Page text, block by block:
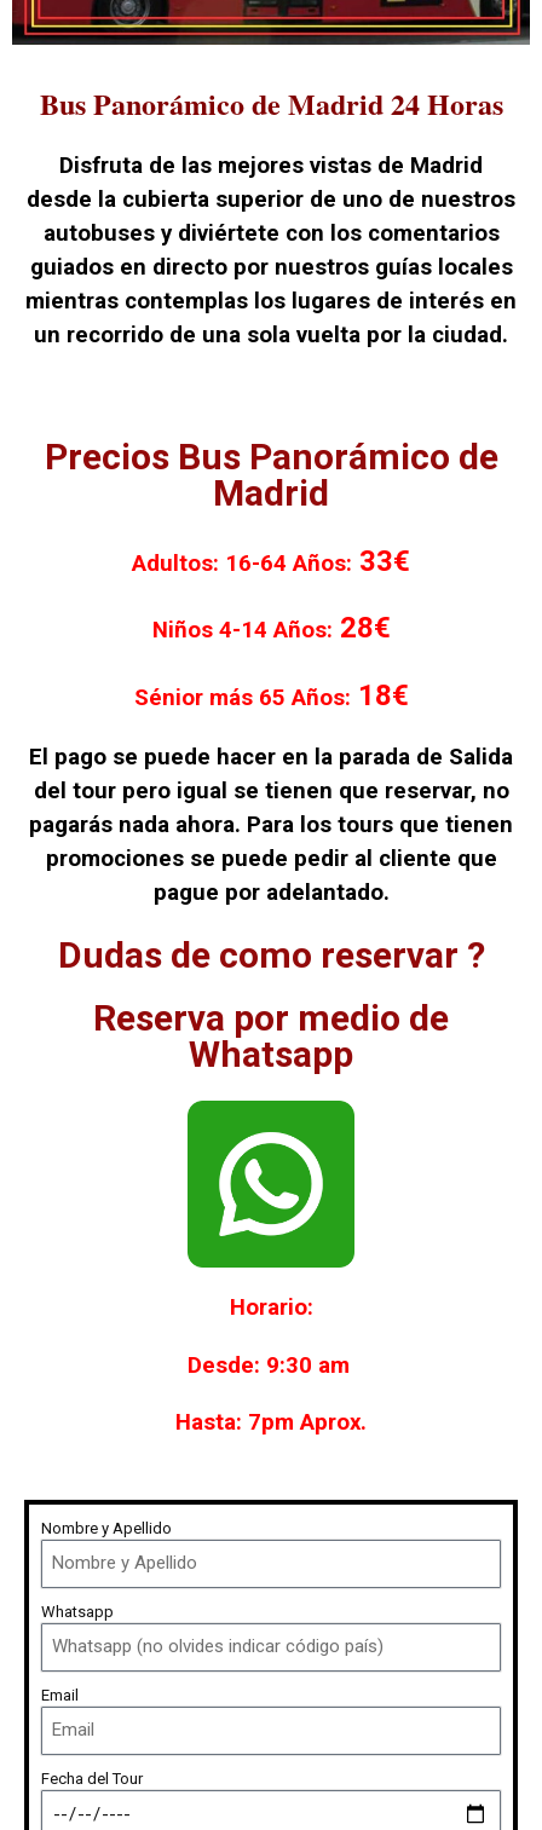
Bus Panorámico de Madrid 24 Horas
Disfruta de las mejores vistas de Madrid
desde la cubierta superior de uno de nuestros
autobuses y diviértete con los comentarios
guiados en directo por nuestros guías locales
mientras contemplas los lugares de interés en
un recorrido de una sola vuelta por la ciudad.
Precios Bus Panorámico de
Madrid
Adultos: 16-64 Años: 33€
Niños 4-14 Años: 28€
Sénior más 65 Años: 18€
El pago se puede hacer en la parada de Salida
del tour pero igual se tienen que reservar, no
pagarás nada ahora. Para los tours que tienen
promociones se puede pedir al cliente que
pague por adelantado.
Dudas de como reservar ?
Reserva por medio de
Whatsapp
Horario:
Desde: 9:30 am
Hasta: 7pm Aprox.
Nombre y Apellido
Whatsapp
Email
Fecha del Tour